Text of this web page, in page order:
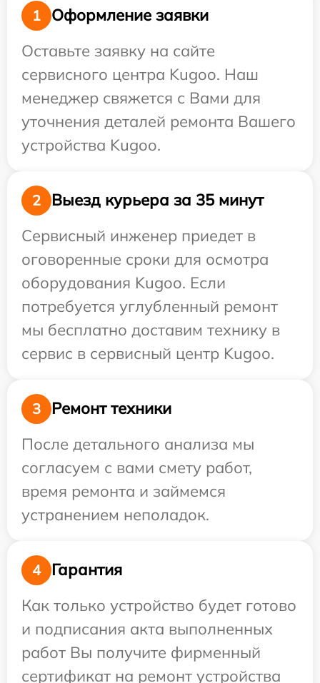
1
Оформление заявки
Оставьте заявку на сайте
сервисного центра Kugoo. Наш
менеджер свяжется с Вами для
уточнения деталей ремонта Вашего
устройства Kugoo.
2
Выезд курьера за 35 минут
Сервисный инженер приедет в
оговоренные сроки для осмотра
оборудования Kugoo. Если
потребуется углубленный ремонт
мы бесплатно доставим технику в
сервис в сервисный центр Kugoo.
3
Ремонт техники
После детального анализа мы
согласуем с вами смету работ,
время ремонта и займемся
устранением неполадок.
4
Гарантия
Как только устройство будет готово
и подписания акта выполненных
работ Вы получите фирменный
сертификат на ремонт устройства